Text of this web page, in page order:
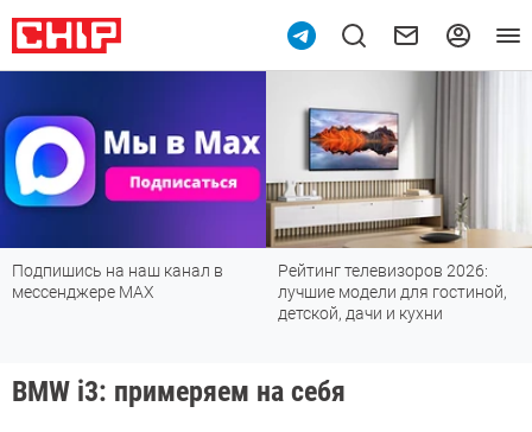
Подпишись на наш канал в
мессенджере МАХ
Рейтинг телевизоров 2026:
лучшие модели для гостиной,
детской, дачи и кухни
BMW i3: примеряем на себя